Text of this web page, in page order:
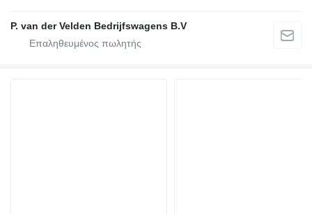
P. van der Velden Bedrijfswagens B.V